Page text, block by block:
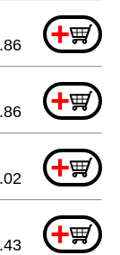
+
+
+
+